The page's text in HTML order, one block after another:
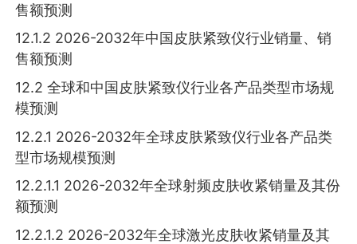
售额预测
12.1.2 2026-2032年中国皮肤紧致仪行业销量、销
售额预测
12.2 全球和中国皮肤紧致仪行业各产品类型市场规
模预测
12.2.1 2026-2032年全球皮肤紧致仪行业各产品类
型市场规模预测
12.2.1.1 2026-2032年全球射频皮肤收紧销量及其份
额预测
12.2.1.2 2026-2032年全球激光皮肤收紧销量及其